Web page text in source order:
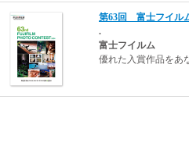
第63回 富士フイル
.
富士フイルム
優れた入賞作品をあ